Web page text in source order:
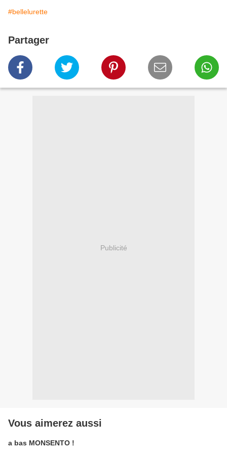
#bellelurette
Partager
Publicité
Vous aimerez aussi
a bas MONSENTO !